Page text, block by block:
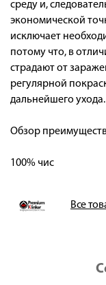
среду и,
экономической
исключает
потому что, в
страдают от
регулярной
дальнейшего ухода.
Обзор
100% чис
Все